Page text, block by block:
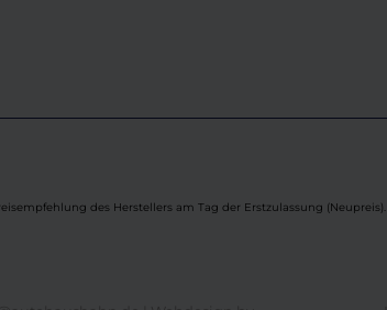
des Herstellers am Tag der Erstzulassung (Neupreis).